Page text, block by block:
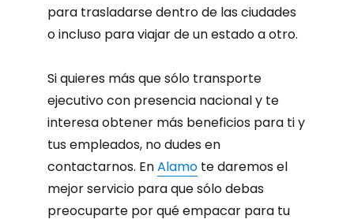
para trasladarse dentro de las ciudades
o incluso para viajar de un estado a otro.
Si quieres más que sólo transporte
ejecutivo con presencia nacional y te
interesa obtener más beneficios para ti y
tus empleados, no dudes en
contactarnos. EnAlamote daremos el
mejor servicio para que sólo debas
preocuparte por qué empacar para tu